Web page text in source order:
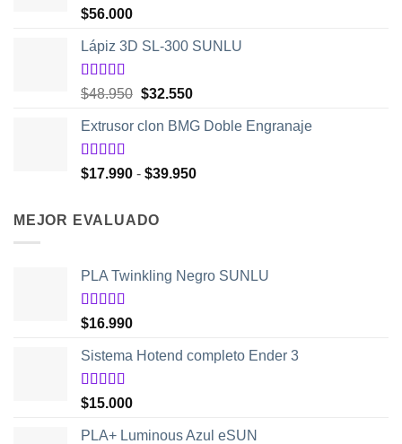
$5.980.
Valorado
con
5
$56.000
Lápiz 3D SL-300 SUNLU
Valorado
de 5
$48.950 El
original
$48.950.
$32.550El
actual
$32.550.
Extrusor clon BMG Doble Engranaje
Valorado
con
$17.990 - $39.950Rango
hasta
$39.950
MEJOR EVALUADO
PLA Twinkling Negro SUNLU
Valorado
con
5
$16.990
Sistema Hotend completo Ender 3
Valorado
con
5
$15.000
PLA+ Luminous Azul eSUN